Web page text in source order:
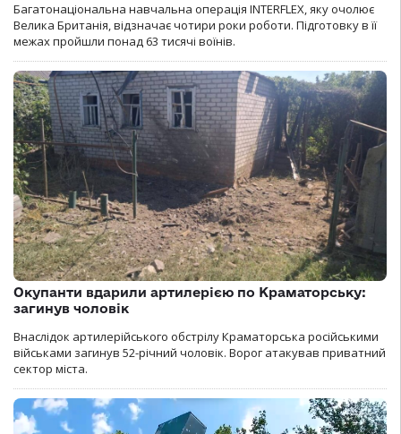
Багатонаціональна навчальна операція INTERFLEX, яку очолює
Велика Британія, відзначає чотири роки роботи. Підготовку в її
межах пройшли понад 63 тисячі воїнів.
Окупанти вдарили артилерією по Краматорську:
загинув чоловік
Внаслідок артилерійського обстрілу Краматорська російськими
військами загинув 52-річний чоловік. Ворог атакував приватний
сектор міста.